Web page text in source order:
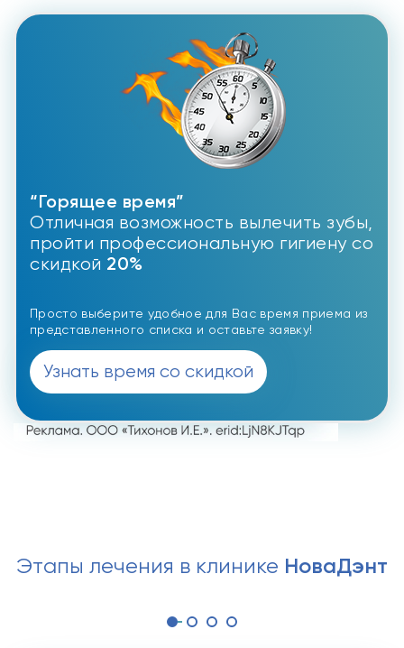
“Горящее время”
Отличная возможность вылечить зубы,
пройти профессиональную гигиену со
скидкой 20%
Просто выберите удобное для Вас время приема из
представленного списка и оставьте заявку!
Узнать время со скидкой
Этапы лечения в клинике НоваДэнт